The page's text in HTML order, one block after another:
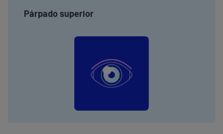
Párpado superior